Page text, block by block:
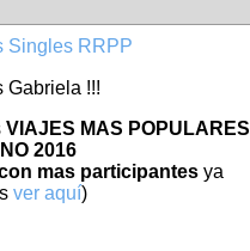
Singles RRPP
Gabriela !!!
VIAJES MAS POPULARES
2016
mas participantes ya
ver aquí)